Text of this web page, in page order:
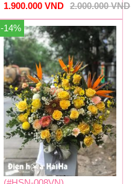
2.000.000VND
1.900.000 VND
-14%